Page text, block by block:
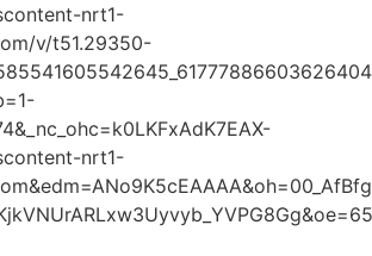
nrt1-
v/t51.29350-
nrt1-